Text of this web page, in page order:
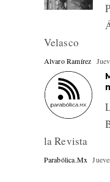
Velasco
Alvaro Ramírez
la Revista
Parabólica.Mx